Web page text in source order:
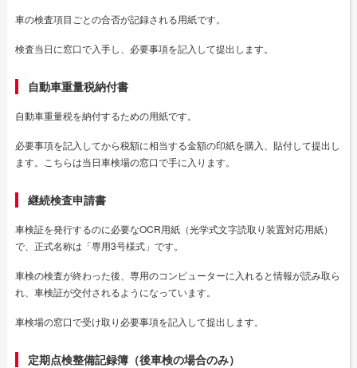
車の検査項目ごとの合否が記録される用紙です。
検査当日に窓口で入手し、必要事項を記入して提出します。
自動車重量税納付書
自動車重量税を納付するための用紙です。
必要事項を記入してから税額に相当する金額の印紙を購入、貼付して提出し
ます。こちらは当日車検場の窓口で手に入ります。
継続検査申請書
車検証を発行するのに必要なOCR用紙（光学式文字読取り装置対応用紙）
で、正式名称は「専用3号様式」です。
車検の検査が終わった後、専用のコンピューターに入れると情報が読み取ら
れ、車検証が交付されるようになっています。
車検場の窓口で受け取り必要事項を記入して提出します。
定期点検整備記録簿（後車検の場合のみ）